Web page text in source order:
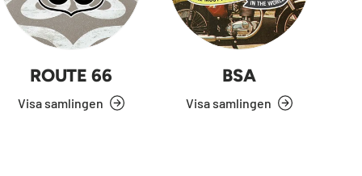
ROUTE 66
Visa samlingen
BSA
Visa samlingen